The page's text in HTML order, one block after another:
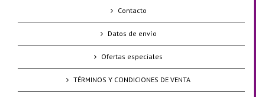
Contacto
Datos de envío
Ofertas especiales
TÉRMINOS Y CONDICIONES DE VENTA